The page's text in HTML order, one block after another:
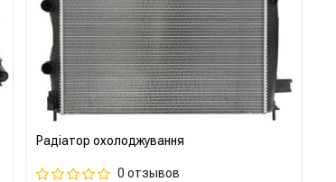
Радіатор охолоджування
0 отзывов